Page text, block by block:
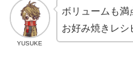
YUSUKE
ボリュームも満
お好み焼きレシ